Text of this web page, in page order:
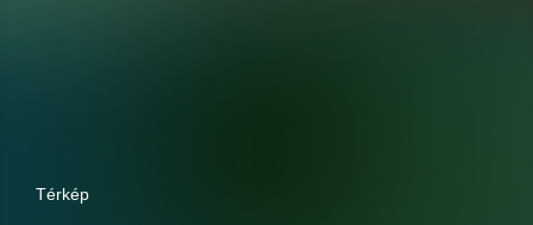
Térkép